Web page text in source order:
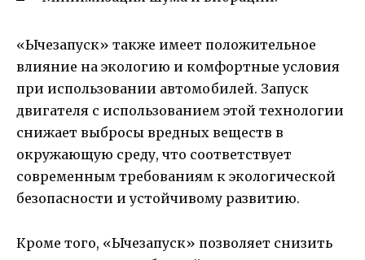
«Ычезапуск» также имеет положительное
влияние на экологию и комфортные условия
при использовании автомобилей. Запуск
двигателя с использованием этой технологии
снижает выбросы вредных веществ в
окружающую среду, что соответствует
современным требованиям к экологической
безопасности и устойчивому развитию.
Кроме того, «Ычезапуск» позволяет снизить